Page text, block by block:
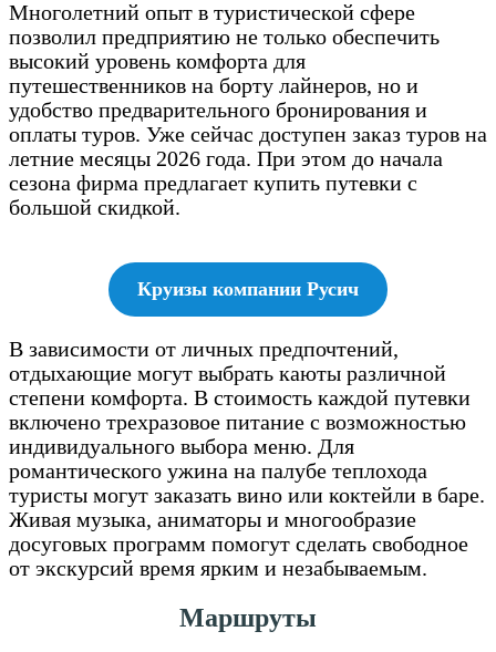
Многолетний опыт в туристической сфере
позволил предприятию не только обеспечить
высокий уровень комфорта для
путешественников на борту лайнеров, но и
удобство предварительного бронирования и
оплаты туров. Уже сейчас доступен заказ туров на
летние месяцы 2026 года. При этом до начала
сезона фирма предлагает купить путевки с
большой скидкой.
Круизы компании Русич
В зависимости от личных предпочтений,
отдыхающие могут выбрать каюты различной
степени комфорта. В стоимость каждой путевки
включено трехразовое питание с возможностью
индивидуального выбора меню. Для
романтического ужина на палубе теплохода
туристы могут заказать вино или коктейли в баре.
Живая музыка, аниматоры и многообразие
досуговых программ помогут сделать свободное
от экскурсий время ярким и незабываемым.
Маршруты